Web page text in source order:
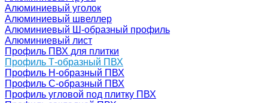
Алюминиевый уголок
Алюминиевый швеллер
Алюминиевый Ш-образный профиль
Алюминиевый лист
Профиль ПВХ для плитки
Профиль Т-образный ПВХ
Профиль H-образный ПВХ
Профиль C-образный ПВХ
Профиль угловой под плитку ПВХ